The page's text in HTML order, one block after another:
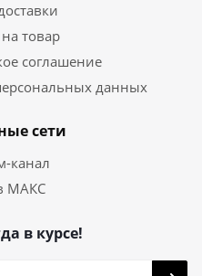
товар
соглашение
данных
сети
канал
МАКС
в курсе!